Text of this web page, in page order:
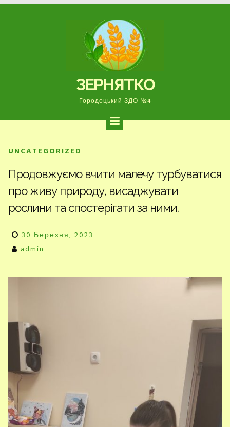
ЗЕРНЯТКО
Городоцький ЗДО №4
UNCATEGORIZED
Продовжуємо вчити малечу турбуватися
про живу природу, висаджувати
рослини та спостерігати за ними.
30 Березня, 2023
admin